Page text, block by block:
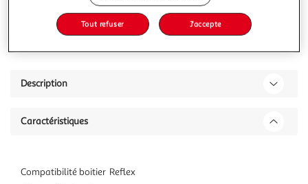
2 340,07€ Ajouter à une liste
Description
Caractéristiques
Compatibilité boitier Reflex
Tout refuser J'accepte